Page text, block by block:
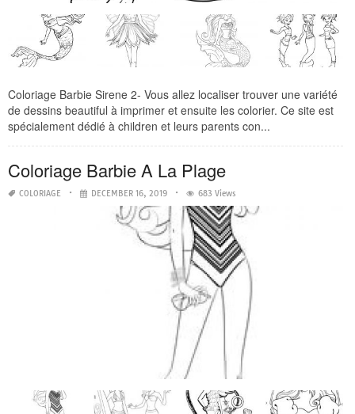
Coloriage Barbie Sirene 2- Vous allez localiser trouver une variété
de dessins beautiful à imprimer et ensuite les colorier. Ce site est
spécialement dédié à children et leurs parents con...
Coloriage Barbie A La Plage
COLORIAGE DECEMBER 16, 2019 683 Views